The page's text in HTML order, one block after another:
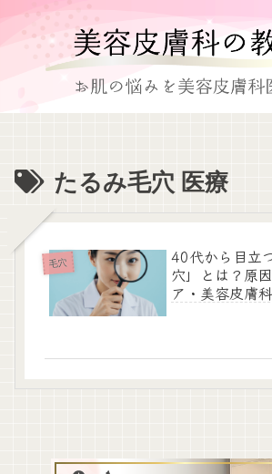
たるみ毛穴 医療
毛穴
40代から目立
穴」とは？原
ア・美容皮膚